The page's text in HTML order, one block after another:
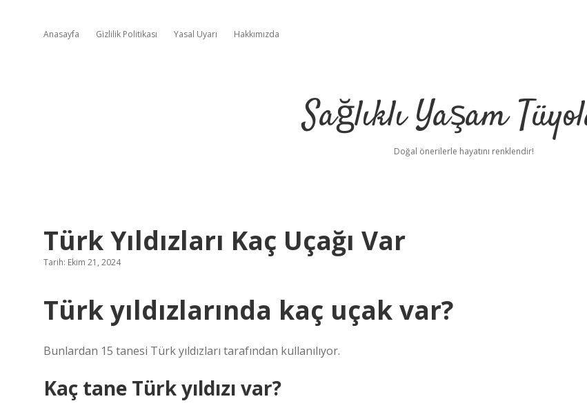
Anasayfa Gizlilik Politikası Yasal Uyarı Hakkımızda
Sağlıklı Yaşam
Doğal önerilerle hayatını renklendir!
Türk Yıldızları Kaç Uçağı Var
Tarih: Ekim 21, 2024
Türk yıldızlarında kaç uçak var?
Bunlardan 15 tanesi Türk yıldızları tarafından kullanılıyor.
Kaç tane Türk yıldızı var?